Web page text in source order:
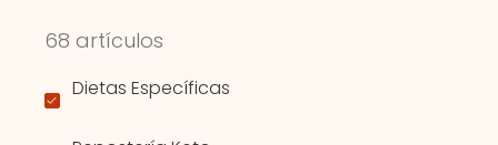
68 artículos
Dietas Específicas